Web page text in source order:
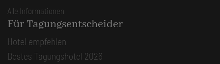
Alle Informationen
Für Tagungsentscheider
Hotel empfehlen
Bestes Tagungshotel 2026